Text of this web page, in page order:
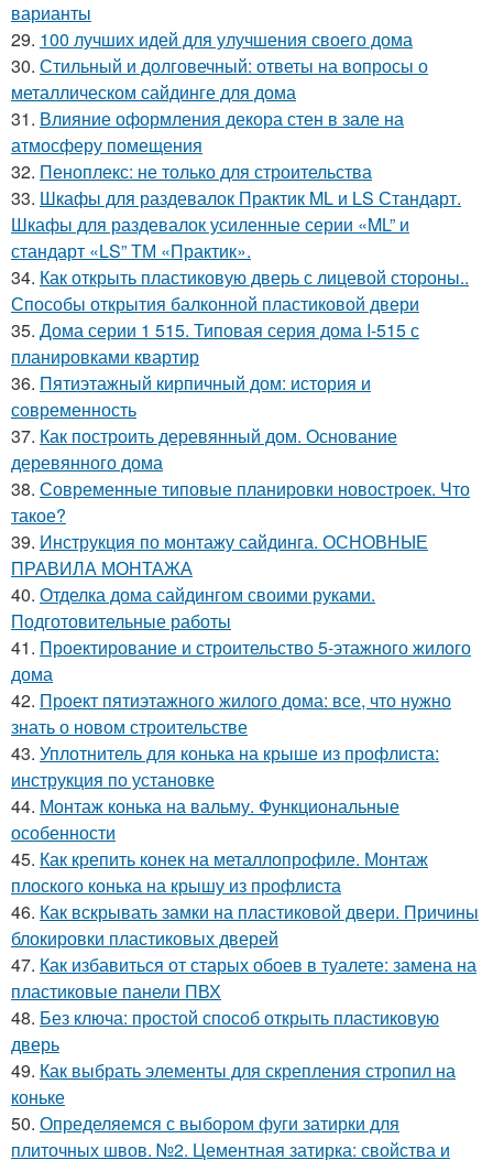
варианты
29. 100 лучших идей для улучшения своего дома
30. Стильный и долговечный: ответы на вопросы о
металлическом сайдинге для дома
31. Влияние оформления декора стен в зале на
атмосферу помещения
32. Пеноплекс: не только для строительства
33. Шкафы для раздевалок Практик ML и LS Стандарт.
Шкафы для раздевалок усиленные серии «ML” и
стандарт «LS” ТМ «Практик».
34. Как открыть пластиковую дверь с лицевой стороны..
Способы открытия балконной пластиковой двери
35. Дома серии 1 515. Типовая серия дома I-515 с
планировками квартир
36. Пятиэтажный кирпичный дом: история и
современность
37. Как построить деревянный дом. Основание
деревянного дома
38. Современные типовые планировки новостроек. Что
такое?
39. Инструкция по монтажу сайдинга. ОСНОВНЫЕ
ПРАВИЛА МОНТАЖА
40. Отделка дома сайдингом своими руками.
Подготовительные работы
41. Проектирование и строительство 5-этажного жилого
дома
42. Проект пятиэтажного жилого дома: все, что нужно
знать о новом строительстве
43. Уплотнитель для конька на крыше из профлиста:
инструкция по установке
44. Монтаж конька на вальму. Функциональные
особенности
45. Как крепить конек на металлопрофиле. Монтаж
плоского конька на крышу из профлиста
46. Как вскрывать замки на пластиковой двери. Причины
блокировки пластиковых дверей
47. Как избавиться от старых обоев в туалете: замена на
пластиковые панели ПВХ
48. Без ключа: простой способ открыть пластиковую
дверь
49. Как выбрать элементы для скрепления стропил на
коньке
50. Определяемся с выбором фуги затирки для
плиточных швов. №2. Цементная затирка: свойства и